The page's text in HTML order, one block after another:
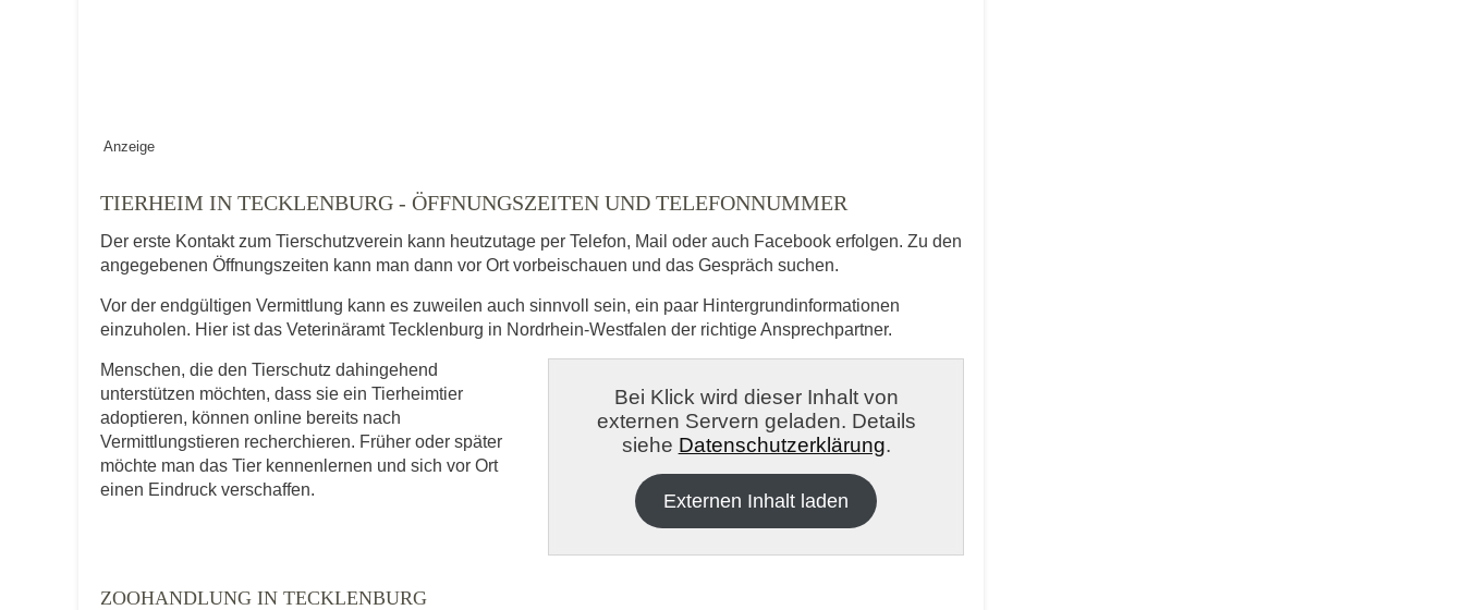
Kontaktdaten des Besitzers
Diese Daten werden zu Kontaktaufnahme veröffentlicht.
E-Mail-Adresse
Anzeige
TIERHEIM IN TECKLENBURG - ÖFFNUNGSZEITEN UND TELEFONNUMMER
Der erste Kontakt zum Tierschutzverein kann heutzutage per Telefon, Mail oder auch Facebook erfolgen. Zu den
angegebenen Öffnungszeiten kann man dann vor Ort vorbeischauen und das Gespräch suchen.
Vor der endgültigen Vermittlung kann es zuweilen auch sinnvoll sein, ein paar Hintergrundinformationen
einzuholen. Hier ist das Veterinäramt Tecklenburg in Nordrhein-Westfalen der richtige Ansprechpartner.
Menschen, die den Tierschutz dahingehend
unterstützen möchten, dass sie ein Tierheimtier
adoptieren, können online bereits nach
Vermittlungstieren recherchieren. Früher oder später
möchte man das Tier kennenlernen und sich vor Ort
einen Eindruck verschaffen.
Bei Klick wird dieser Inhalt von
externen Servern geladen. Details
siehe Datenschutzerklärung.
Externen Inhalt laden
ZOOHANDLUNG IN TECKLENBURG